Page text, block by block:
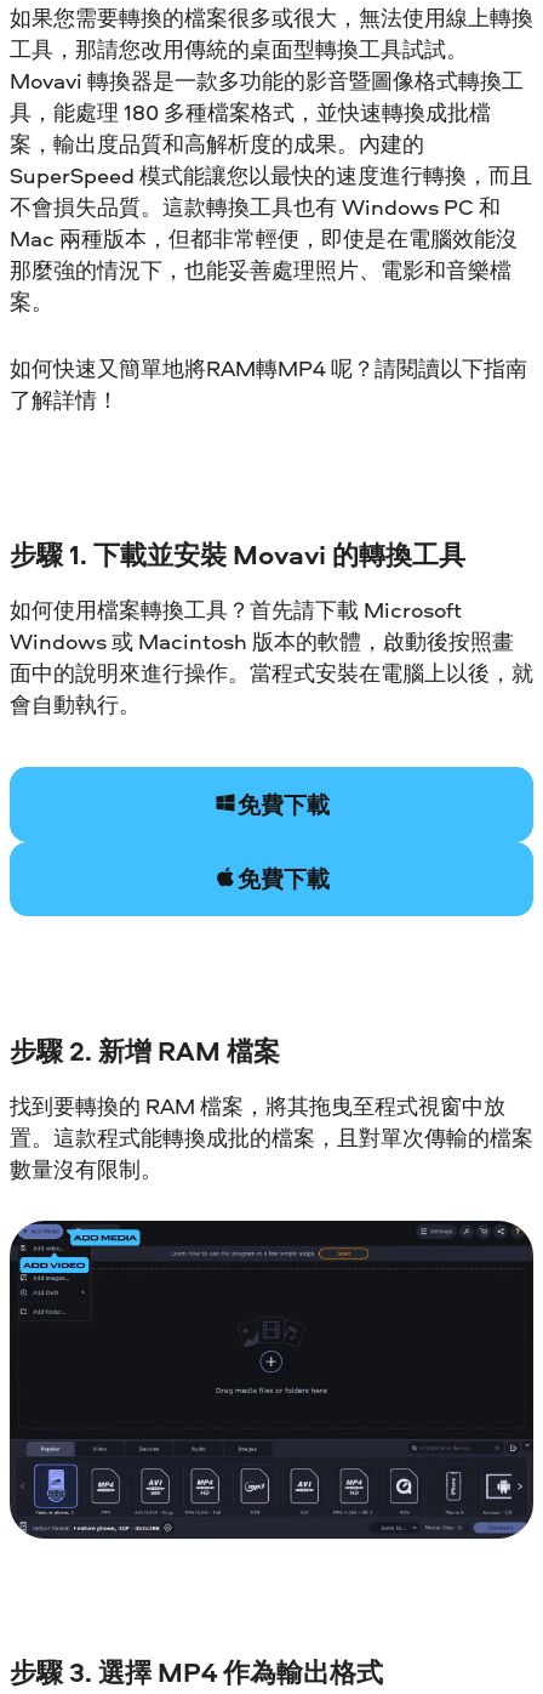
如果您需要轉換的檔案很多或很大，無法使用線上轉換
工具，那請您改用傳統的桌面型轉換工具試試。
Movavi 轉換器是一款多功能的影音暨圖像格式轉換工
具，能處理 180 多種檔案格式，並快速轉換成批檔
案，輸出度品質和高解析度的成果。內建的
SuperSpeed 模式能讓您以最快的速度進行轉換，而且
不會損失品質。這款轉換工具也有 Windows PC 和
Mac 兩種版本，但都非常輕便，即使是在電腦效能沒
那麼強的情況下，也能妥善處理照片、電影和音樂檔
案。
如何快速又簡單地將RAM轉MP4 呢？請閱讀以下指南
了解詳情！
步驟 1. 下載並安裝 Movavi 的轉換工具
如何使用檔案轉換工具？首先請下載 Microsoft
Windows 或 Macintosh 版本的軟體，啟動後按照畫
面中的說明來進行操作。當程式安裝在電腦上以後，就
會自動執行。
免費下載
免費下載
步驟 2. 新增 RAM 檔案
找到要轉換的 RAM 檔案，將其拖曳至程式視窗中放
置。這款程式能轉換成批的檔案，且對單次傳輸的檔案
數量沒有限制。
步驟 3. 選擇 MP4 作為輸出格式